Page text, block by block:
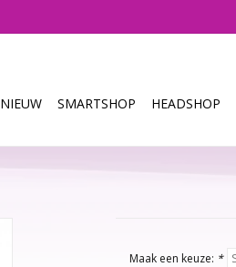
NIEUW SMARTSHOP HEADSHOP
Maak een keuze: *